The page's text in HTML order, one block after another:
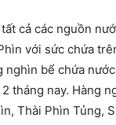
cả các nguồn
với sức chứa
nghìn bể chứa
tháng nay. Hàng
Thài Phìn Tủng,